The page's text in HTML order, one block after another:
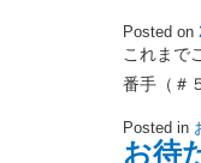
Posted on
これまで
番手（＃
Posted in
お待